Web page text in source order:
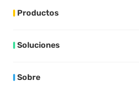
Productos
Soluciones
Sobre